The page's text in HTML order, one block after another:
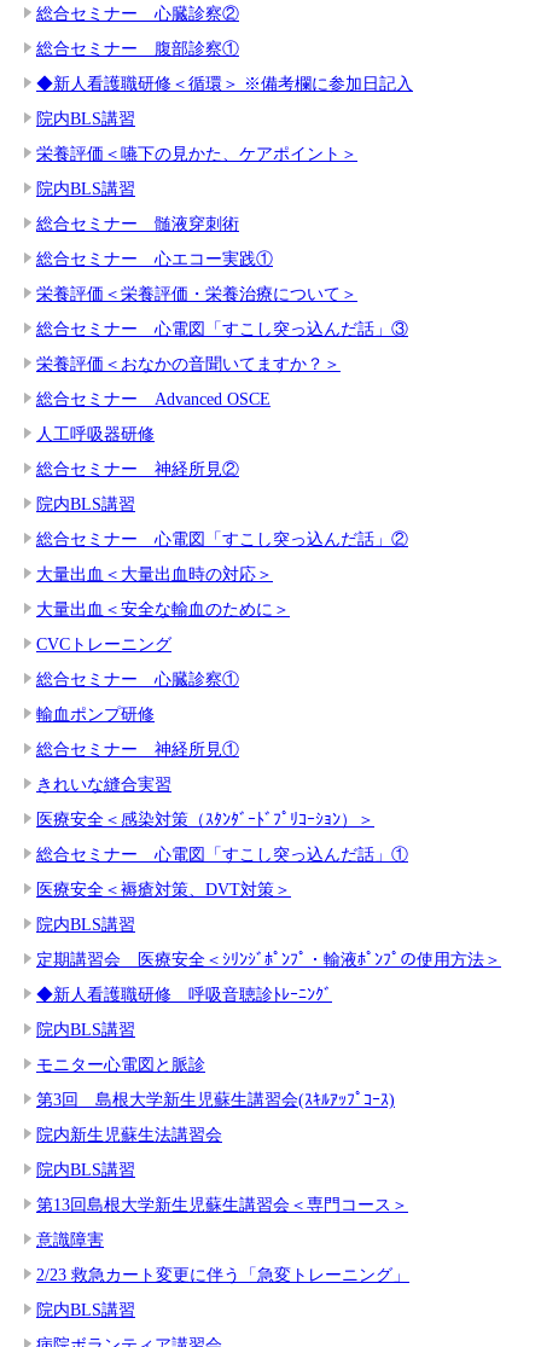
総合セミナー 心臓診察②
総合セミナー 腹部診察①
◆新人看護職研修＜循環＞ ※備考欄に参加日記入
院内BLS講習
栄養評価＜嚥下の見かた、ケアポイント＞
院内BLS講習
総合セミナー 髄液穿刺術
総合セミナー 心エコー実践①
栄養評価＜栄養評価・栄養治療について＞
総合セミナー 心電図「すこし突っ込んだ話」③
栄養評価＜おなかの音聞いてますか？＞
総合セミナー Advanced OSCE
人工呼吸器研修
総合セミナー 神経所見②
院内BLS講習
総合セミナー 心電図「すこし突っ込んだ話」②
大量出血＜大量出血時の対応＞
大量出血＜安全な輸血のために＞
CVCトレーニング
総合セミナー 心臓診察①
輸血ポンプ研修
総合セミナー 神経所見①
きれいな縫合実習
医療安全＜感染対策（ｽﾀﾝﾀﾞｰﾄﾞﾌﾟﾘｺｰｼｮﾝ）＞
総合セミナー 心電図「すこし突っ込んだ話」①
医療安全＜褥瘡対策、DVT対策＞
院内BLS講習
定期講習会 医療安全＜ｼﾘﾝｼﾞﾎﾟﾝﾌﾟ・輸液ﾎﾟﾝﾌﾟの使用方法＞
◆新人看護職研修 呼吸音聴診ﾄﾚｰﾆﾝｸﾞ
院内BLS講習
モニター心電図と脈診
第3回 島根大学新生児蘇生講習会(ｽｷﾙｱｯﾌﾟｺｰｽ)
院内新生児蘇生法講習会
院内BLS講習
第13回島根大学新生児蘇生講習会＜専門コース＞
意識障害
2/23 救急カート変更に伴う「急変トレーニング」
院内BLS講習